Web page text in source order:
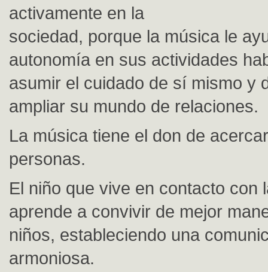
activamente en la
sociedad, porque la música le
autonomía en sus actividades
asumir el cuidado de sí mismo y
ampliar su mundo de relaciones.
La música tiene el don de
personas.
El niño que vive en contacto con
aprende a convivir de mejor
niños, estableciendo una
armoniosa.